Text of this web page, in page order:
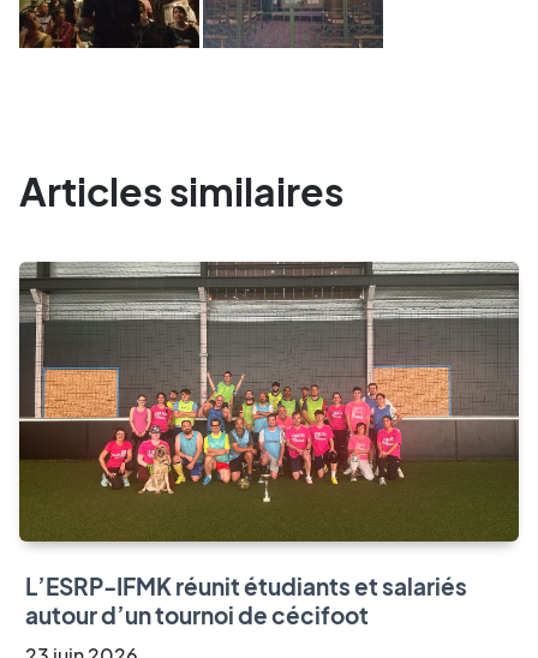
Articles similaires
L’ESRP-IFMK réunit étudiants et salariés
autour d’un tournoi de cécifoot